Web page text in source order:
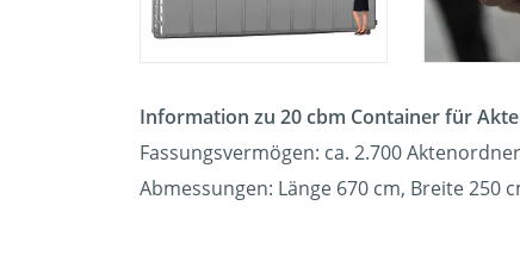
Information zu 20 cbm Container für
Fassungsvermögen: ca. 2.700 Aktenordner
Abmessungen: Länge 670 cm, Breite 250